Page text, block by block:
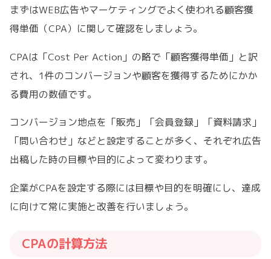
まずはWEB広告やマーケティングでよく使われる顧客獲
得単価（CPA）に関して確認をしましょう。
CPAは「Cost Per Action」の略で「顧客獲得単価」と訳
され、1件のコンバージョンや顧客を獲得するためにかか
る費用の数値です。
コンバージョン地点を「販売」「会員登録」「資料請求」
「問い合わせ」などと設定することが多く、それぞれ広告
出稿した時の目標や目的によって変わります。
企業がCPAを設定する際には目標や目的を明確にし、達成
に向けて常に実施と改善を行いましょう。
CPAの計算方法